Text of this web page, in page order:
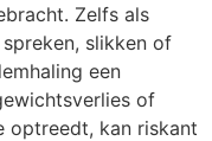
Zelfs als
slikken of
een
of
optreedt, kan riskant